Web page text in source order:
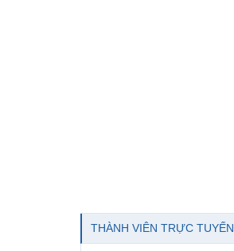
THÀNH VIÊN TRỰC TUYẾN